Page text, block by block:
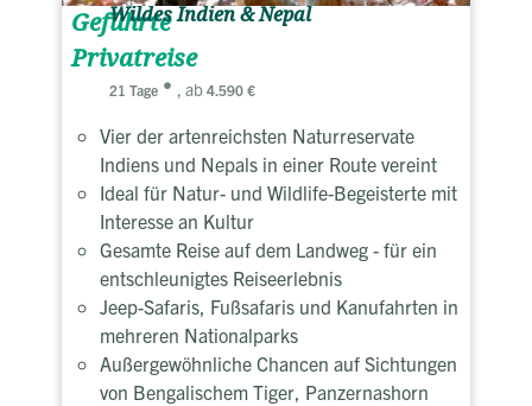
Geführte
Privatreise
Wildes Indien & Nepal
21 Tage , ab 4.590 €
Vier der artenreichsten Naturreservate
Indiens und Nepals in einer Route vereint
Ideal für Natur- und Wildlife-Begeisterte mit
Interesse an Kultur
Gesamte Reise auf dem Landweg - für ein
entschleunigtes Reiseerlebnis
Jeep-Safaris, Fußsafaris und Kanufahrten in
mehreren Nationalparks
Außergewöhnliche Chancen auf Sichtungen
von Bengalischem Tiger, Panzernashorn